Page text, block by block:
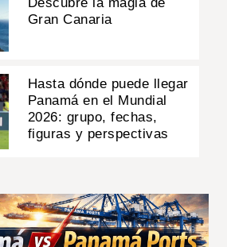
Gran Canaria
Hasta dónde puede llegar
Panamá en el Mundial
2026: grupo, fechas,
figuras y perspectivas